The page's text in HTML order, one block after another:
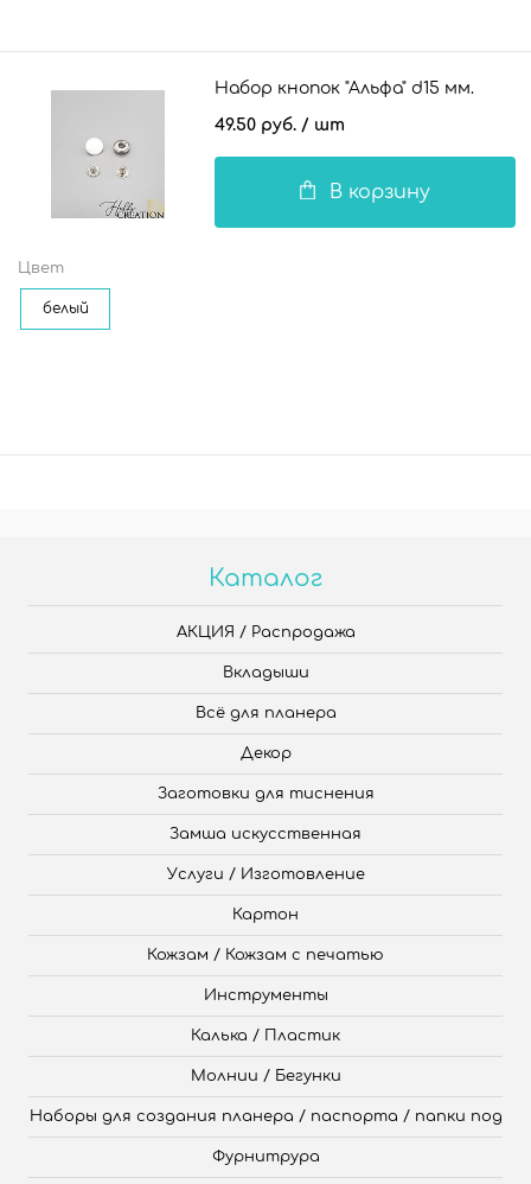
Набор кнопок "Альфа" d15 мм.
49.50 руб. / шт
В корзину
Цвет
белый
Каталог
АКЦИЯ / Распродажа
Вкладыши
Всё для планера
Декор
Заготовки для тиснения
Замша искусственная
Услуги / Изготовление
Картон
Кожзам / Кожзам с печатью
Инструменты
Калька / Пластик
Молнии / Бегунки
Наборы для создания планера / паспорта / папки под
Фурнитрура